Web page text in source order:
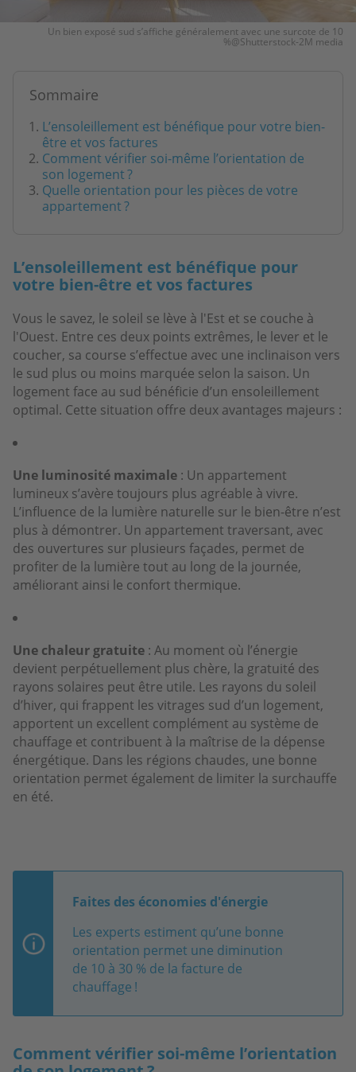
Un bien exposé sud s’affiche généralement avec une surcote de 10
%@Shutterstock-2M media
Sommaire
L’ensoleillement est bénéfique pour votre bien-
être et vos factures
Comment vérifier soi-même l’orientation de
son logement ?
Quelle orientation pour les pièces de votre
appartement ?
L’ensoleillement est bénéfique pour
votre bien-être et vos factures
Vous le savez, le soleil se lève à l'Est et se couche à
l'Ouest. Entre ces deux points extrêmes, le lever et le
coucher, sa course s’effectue avec une inclinaison vers
le sud plus ou moins marquée selon la saison. Un
logement face au sud bénéficie d’un ensoleillement
optimal. Cette situation offre deux avantages majeurs :
Une luminosité maximale : Un appartement
lumineux s’avère toujours plus agréable à vivre.
L’influence de la lumière naturelle sur le bien-être n’est
plus à démontrer. Un appartement traversant, avec
des ouvertures sur plusieurs façades, permet de
profiter de la lumière tout au long de la journée,
améliorant ainsi le confort thermique.
Une chaleur gratuite : Au moment où l’énergie
devient perpétuellement plus chère, la gratuité des
rayons solaires peut être utile. Les rayons du soleil
d’hiver, qui frappent les vitrages sud d’un logement,
apportent un excellent complément au système de
chauffage et contribuent à la maîtrise de la dépense
énergétique. Dans les régions chaudes, une bonne
orientation permet également de limiter la surchauffe
en été.
Faites des économies d'énergie
Les experts estiment qu’une bonne
orientation permet une diminution
de 10 à 30 % de la facture de
chauffage !
Comment vérifier soi-même l’orientation